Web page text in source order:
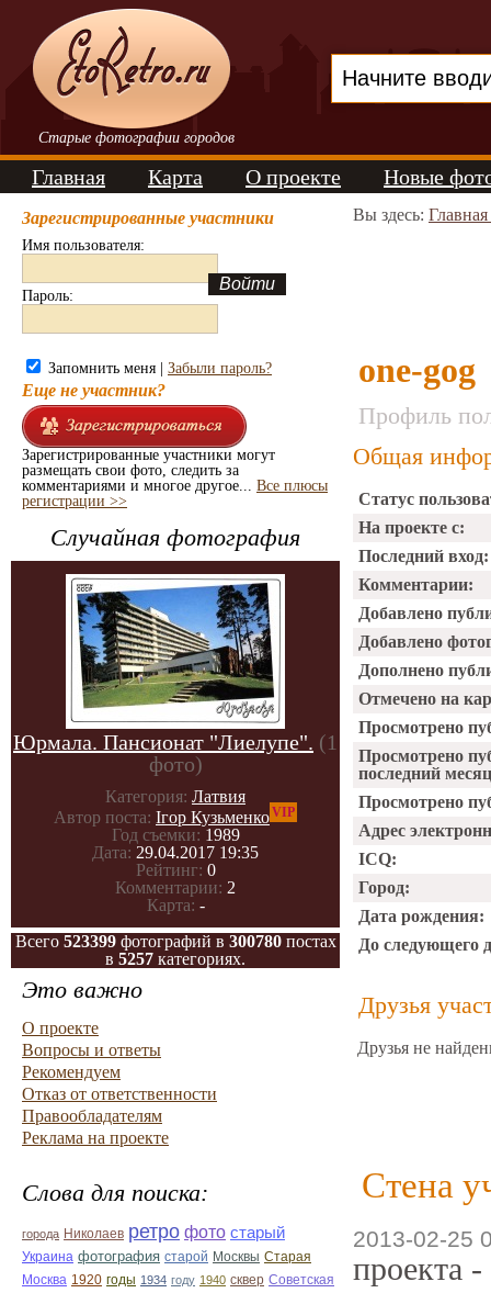
Старые фотографии городов
Главная Карта О проекте Новые
Зарегистрированные участники
Имя пользователя:
Пароль:
Запомнить меня | Забыли пароль?
Еще не участник?
Зарегистрированные участники могут
размещать свои фото, следить за
комментариями и многое другое... Все плюсы
регистрации >>
Случайная фотография
Юрмала. Пансионат "Лиелупе". (1
фото)
Категория: Латвия
Автор поста: Ігор КузьменкоVIP
Год съемки: 1989
Дата: 29.04.2017 19:35
Рейтинг: 0
Комментарии: 2
Карта: -
Всего 523399фотографий в 300780постах
в 5257 категориях.
Это важно
О проекте
Вопросы и ответы
Рекомендуем
Отказ от ответственности
Правообладателям
Реклама на проекте
Слова для поиска:
города Николаев ретро фото старый
Украина фотография старой Москвы Старая
Москва 1920 годы 1934 году 1940 сквер Советская
Вы здесь:
one-gog
Профиль
Общая
Статус
На проекте с:
Последний вход:
Комментарии:
Добавлено
Добавлено
Дополнено
Отмечено на
Просмотрено
Просмотрено
последний
Просмотрено
Адрес
ICQ:
Город:
Дата рождения:
До следующего
Друзья
Друзья не
Стена
2013-02-25
проекта